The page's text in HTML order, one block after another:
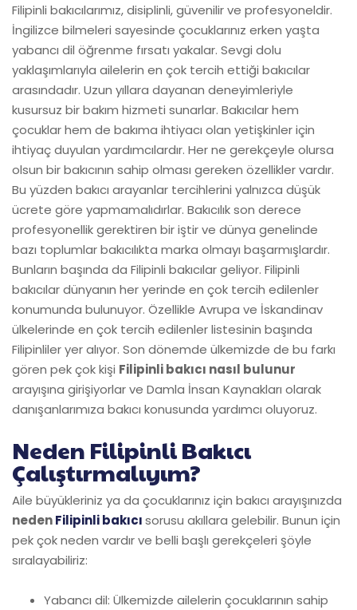
Filipinli bakıcılarımız, disiplinli, güvenilir ve profesyoneldir.
İngilizce bilmeleri sayesinde çocuklarınız erken yaşta
yabancı dil öğrenme fırsatı yakalar. Sevgi dolu
yaklaşımlarıyla ailelerin en çok tercih ettiği bakıcılar
arasındadır. Uzun yıllara dayanan deneyimleriyle
kusursuz bir bakım hizmeti sunarlar. Bakıcılar hem
çocuklar hem de bakıma ihtiyacı olan yetişkinler için
ihtiyaç duyulan yardımcılardır. Her ne gerekçeyle olursa
olsun bir bakıcının sahip olması gereken özellikler vardır.
Bu yüzden bakıcı arayanlar tercihlerini yalnızca düşük
ücrete göre yapmamalıdırlar. Bakıcılık son derece
profesyonellik gerektiren bir iştir ve dünya genelinde
bazı toplumlar bakıcılıkta marka olmayı başarmışlardır.
Bunların başında da Filipinli bakıcılar geliyor. Filipinli
bakıcılar dünyanın her yerinde en çok tercih edilenler
konumunda bulunuyor. Özellikle Avrupa ve İskandinav
ülkelerinde en çok tercih edilenler listesinin başında
Filipinliler yer alıyor. Son dönemde ülkemizde de bu farkı
gören pek çok kişi Filipinli bakıcı nasıl bulunur
arayışına girişiyorlar ve Damla İnsan Kaynakları olarak
danışanlarımıza bakıcı konusunda yardımcı oluyoruz.
Neden Filipinli Bakıcı
Çalıştırmalıyım?
Aile büyükleriniz ya da çocuklarınız için bakıcı arayışınızda
nedenFilipinli bakıcısorusu akıllara gelebilir. Bunun için
pek çok neden vardır ve belli başlı gerekçeleri şöyle
sıralayabiliriz:
Yabancı dil: Ülkemizde ailelerin çocuklarının sahip